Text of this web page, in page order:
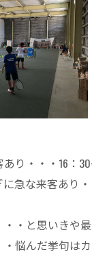
り・・・16：
に急な来客あり
・と思いきや
悩んだ挙句は